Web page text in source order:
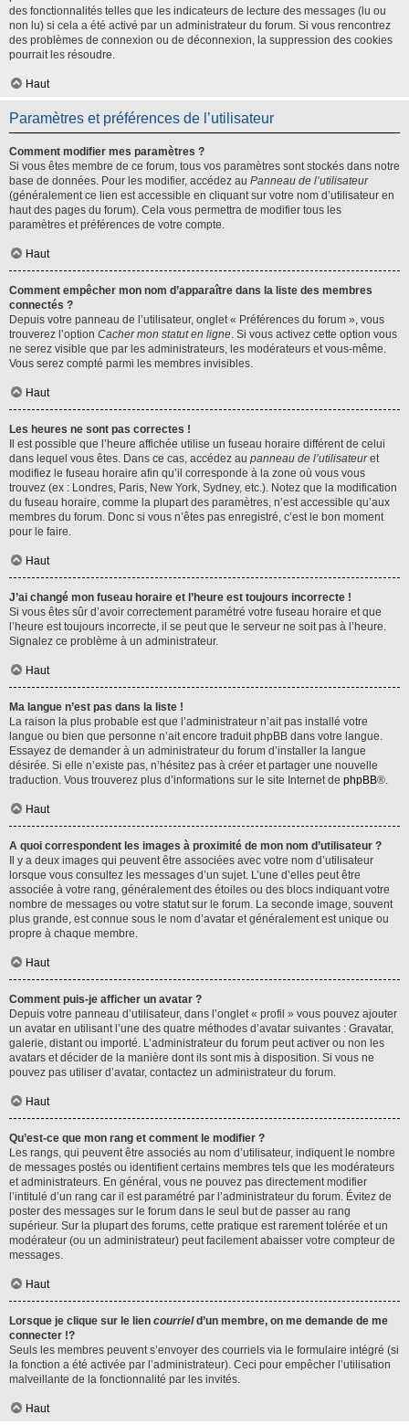
des fonctionnalités telles que les indicateurs de lecture des messages (lu ou
non lu) si cela a été activé par un administrateur du forum. Si vous rencontrez
des problèmes de connexion ou de déconnexion, la suppression des cookies
pourrait les résoudre.
Haut
Paramètres et préférences de l’utilisateur
Comment modifier mes paramètres ?
Si vous êtes membre de ce forum, tous vos paramètres sont stockés dans notre
base de données. Pour les modifier, accédez au Panneau de l’utilisateur
(généralement ce lien est accessible en cliquant sur votre nom d’utilisateur en
haut des pages du forum). Cela vous permettra de modifier tous les
paramètres et préférences de votre compte.
Haut
Comment empêcher mon nom d’apparaître dans la liste des membres
connectés ?
Depuis votre panneau de l’utilisateur, onglet « Préférences du forum », vous
trouverez l’option Cacher mon statut en ligne. Si vous activez cette option vous
ne serez visible que par les administrateurs, les modérateurs et vous-même.
Vous serez compté parmi les membres invisibles.
Haut
Les heures ne sont pas correctes !
Il est possible que l’heure affichée utilise un fuseau horaire différent de celui
dans lequel vous êtes. Dans ce cas, accédez au panneau de l’utilisateuret
modifiez le fuseau horaire afin qu’il corresponde à la zone où vous vous
trouvez (ex : Londres, Paris, New York, Sydney, etc.). Notez que la modification
du fuseau horaire, comme la plupart des paramètres, n’est accessible qu’aux
membres du forum. Donc si vous n’êtes pas enregistré, c’est le bon moment
pour le faire.
Haut
J’ai changé mon fuseau horaire et l’heure est toujours incorrecte !
Si vous êtes sûr d’avoir correctement paramétré votre fuseau horaire et que
l’heure est toujours incorrecte, il se peut que le serveur ne soit pas à l’heure.
Signalez ce problème à un administrateur.
Haut
Ma langue n’est pas dans la liste !
La raison la plus probable est que l’administrateur n’ait pas installé votre
langue ou bien que personne n’ait encore traduit phpBB dans votre langue.
Essayez de demander à un administrateur du forum d’installer la langue
désirée. Si elle n’existe pas, n’hésitez pas à créer et partager une nouvelle
traduction. Vous trouverez plus d’informations sur le site Internet de phpBB®.
Haut
A quoi correspondent les images à proximité de mon nom d’utilisateur ?
Il y a deux images qui peuvent être associées avec votre nom d’utilisateur
lorsque vous consultez les messages d’un sujet. L’une d’elles peut être
associée à votre rang, généralement des étoiles ou des blocs indiquant votre
nombre de messages ou votre statut sur le forum. La seconde image, souvent
plus grande, est connue sous le nom d’avatar et généralement est unique ou
propre à chaque membre.
Haut
Comment puis-je afficher un avatar ?
Depuis votre panneau d’utilisateur, dans l’onglet « profil » vous pouvez ajouter
un avatar en utilisant l’une des quatre méthodes d’avatar suivantes : Gravatar,
galerie, distant ou importé. L’administrateur du forum peut activer ou non les
avatars et décider de la manière dont ils sont mis à disposition. Si vous ne
pouvez pas utiliser d’avatar, contactez un administrateur du forum.
Haut
Qu’est-ce que mon rang et comment le modifier ?
Les rangs, qui peuvent être associés au nom d’utilisateur, indiquent le nombre
de messages postés ou identifient certains membres tels que les modérateurs
et administrateurs. En général, vous ne pouvez pas directement modifier
l’intitulé d’un rang car il est paramétré par l’administrateur du forum. Évitez de
poster des messages sur le forum dans le seul but de passer au rang
supérieur. Sur la plupart des forums, cette pratique est rarement tolérée et un
modérateur (ou un administrateur) peut facilement abaisser votre compteur de
messages.
Haut
Lorsque je clique sur le lien courrield’un membre, on me demande de me
connecter !?
Seuls les membres peuvent s’envoyer des courriels via le formulaire intégré (si
la fonction a été activée par l’administrateur). Ceci pour empêcher l’utilisation
malveillante de la fonctionnalité par les invités.
Haut